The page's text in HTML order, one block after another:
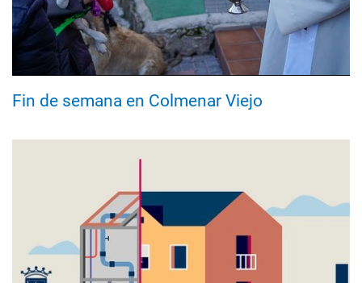
Fin de semana en Colmenar Viejo